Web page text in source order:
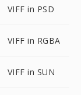
VIFF in PSD
VIFF in RGBA
VIFF in SUN